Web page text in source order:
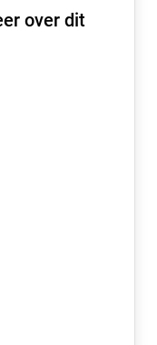
over dit